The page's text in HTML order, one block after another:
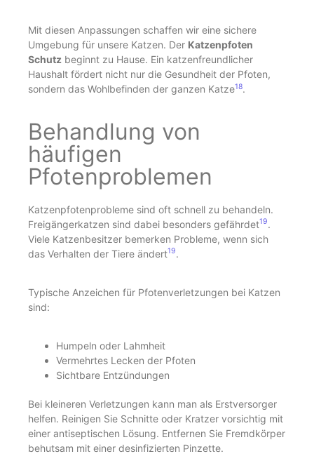
Mit diesen Anpassungen schaffen wir eine sichere
Umgebung für unsere Katzen. Der Katzenpfoten
Schutz beginnt zu Hause. Ein katzenfreundlicher
Haushalt fördert nicht nur die Gesundheit der Pfoten,
sondern das Wohlbefinden der ganzen Katze18.
Behandlung von
häufigen
Pfotenproblemen
Katzenpfotenprobleme sind oft schnell zu behandeln.
Freigängerkatzen sind dabei besonders gefährdet19.
Viele Katzenbesitzer bemerken Probleme, wenn sich
das Verhalten der Tiere ändert19.
Typische Anzeichen für Pfotenverletzungen bei Katzen
sind:
Humpeln oder Lahmheit
Vermehrtes Lecken der Pfoten
Sichtbare Entzündungen
Bei kleineren Verletzungen kann man als Erstversorger
helfen. Reinigen Sie Schnitte oder Kratzer vorsichtig mit
einer antiseptischen Lösung. Entfernen Sie Fremdkörper
behutsam mit einer desinfizierten Pinzette.